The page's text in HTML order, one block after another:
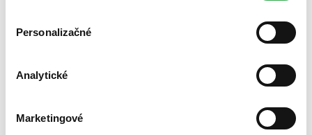
Personalizačné
Analytické
Marketingové
Chcete vyskúšať čítanie ušami? Na vypočutie audioknihy
Pridať do zoznamu